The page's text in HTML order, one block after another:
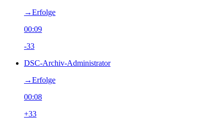
→‎Erfolge
00:09
-33
DSC-Archiv-Administrator
→‎Erfolge
00:08
+33